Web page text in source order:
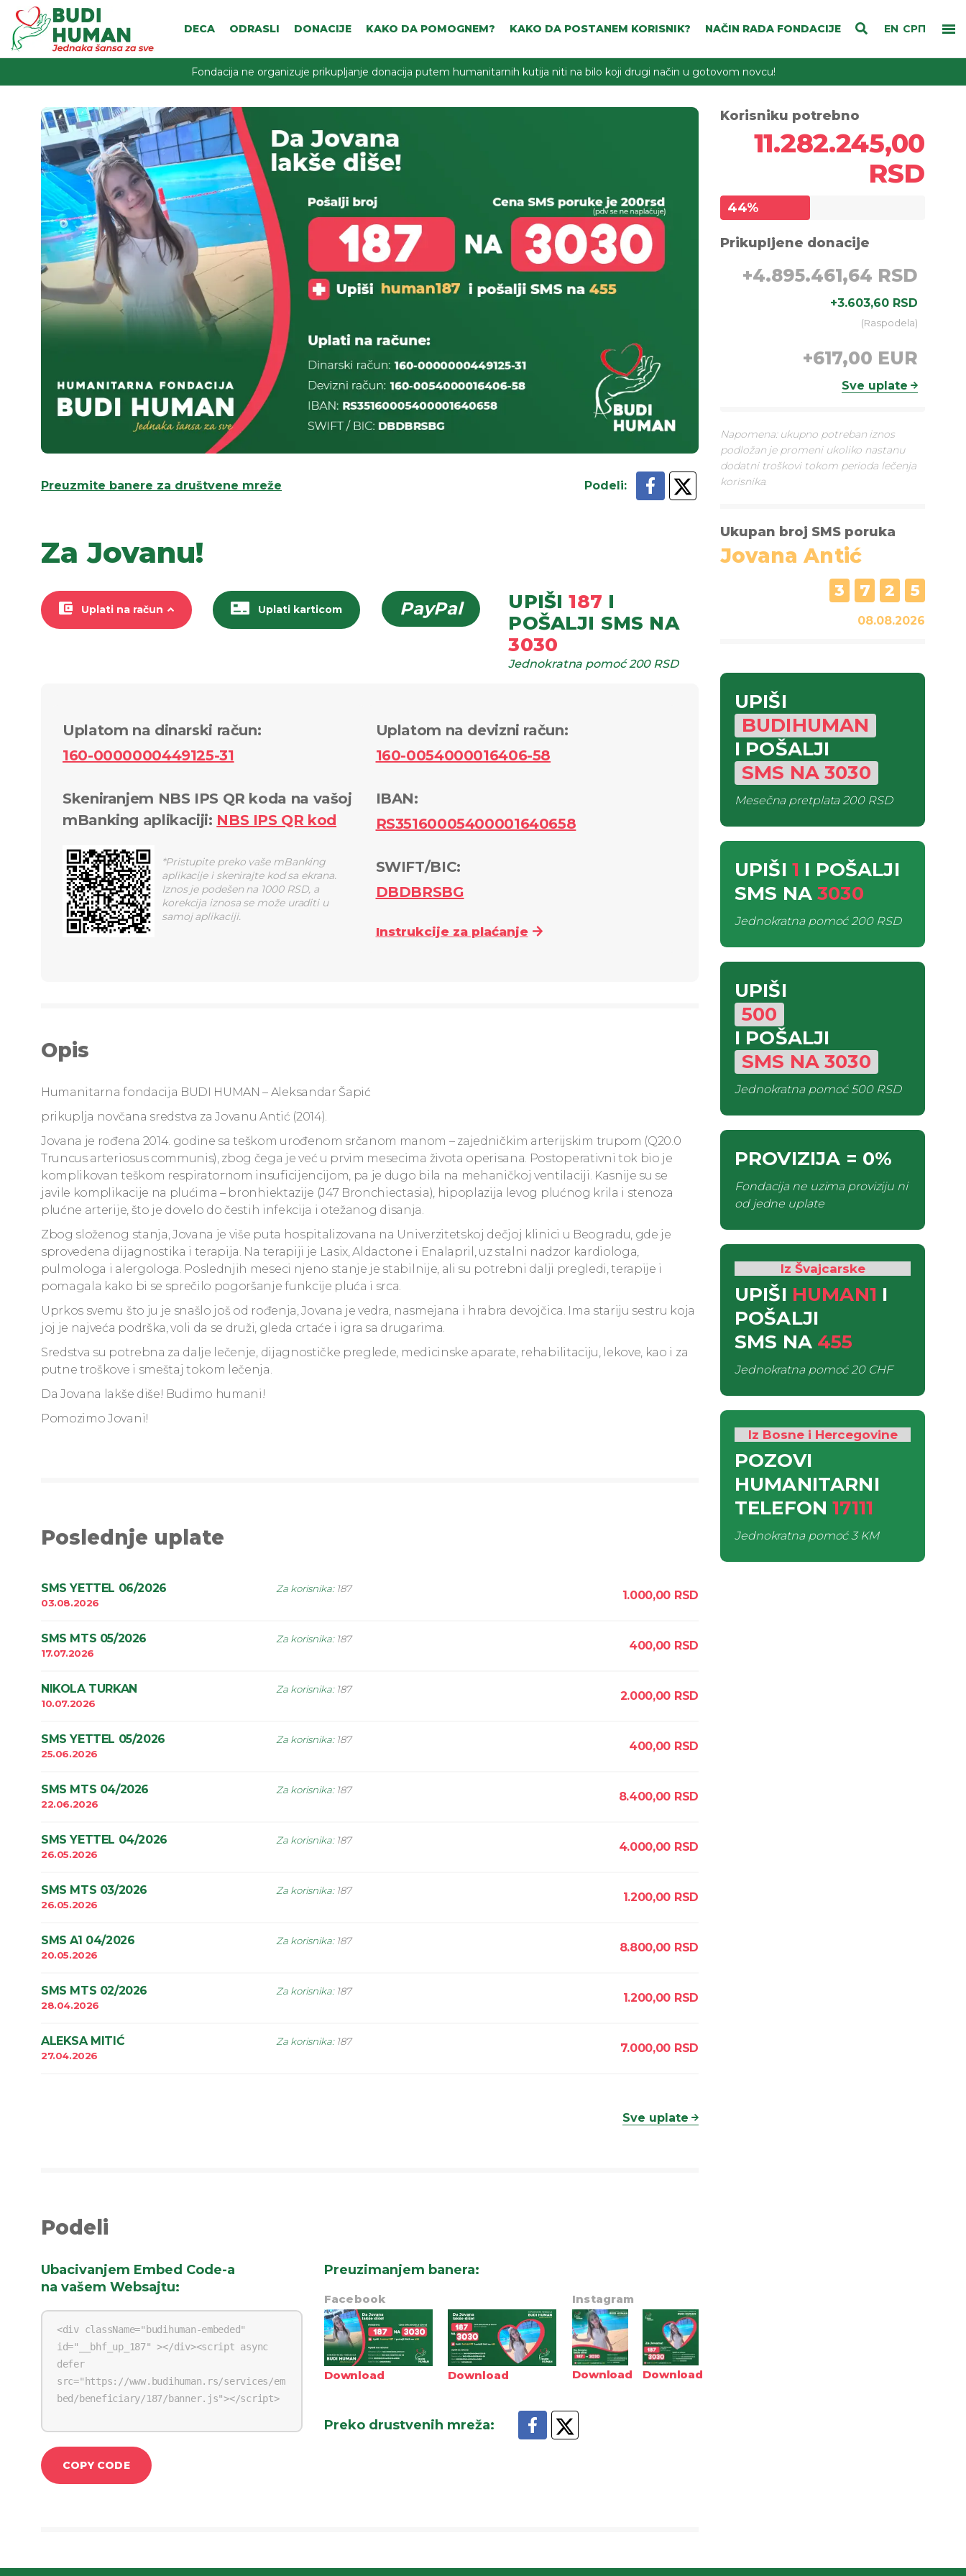
EN СРП
DECA ODRASLI DONACIJE KAKO DA POMOGNEM? KAKO DA POSTANEM KORISNIK? NAČIN RADA FONDACIJE
Fondacija ne organizuje prikupljanje donacija putem humanitarnih kutija niti na bilo koji drugi način u gotovom novcu!
Preuzmite banere za društvene mreže Podeli:
Za Jovanu!
Uplati na račun Uplati karticom PayPal UPIŠI 187 I
POŠALJI SMS NA
3030
Jednokratna pomoć200 RSD
Uplatom na dinarski račun:
160-0000000449125-31
Skeniranjem NBS IPS QR koda na vašoj
mBanking aplikaciji: NBS IPS QR kod
*Pristupite preko vaše mBanking
aplikacije i skenirajte kod sa ekrana.
Iznos je podešen na 1000 RSD, a
korekcija iznosa se može uraditi u
samoj aplikaciji.
Uplatom na devizni račun:
160-0054000016406-58
IBAN:
RS35160005400001640658
SWIFT/BIC:
DBDBRSBG
Instrukcije za plaćanje
Opis
Humanitarna fondacija BUDI HUMAN – Aleksandar Šapić
prikuplja novčana sredstva za Jovanu Antić (2014).
Jovana je rođena 2014. godine sa teškom urođenom srčanom manom – zajedničkim arterijskim trupom (Q20.0
Truncus arteriosus communis), zbog čega je već u prvim mesecima života operisana. Postoperativni tok bio je
komplikovan teškom respiratornom insuficijencijom, pa je dugo bila na mehaničkoj ventilaciji. Kasnije su se
javile komplikacije na plućima – bronhiektazije (J47 Bronchiectasia), hipoplazija levog plućnog krila i stenoza
plućne arterije, što je dovelo do čestih infekcija i otežanog disanja.
Zbog složenog stanja, Jovana je više puta hospitalizovana na Univerzitetskoj dečjoj klinici u Beogradu, gde je
sprovedena dijagnostika i terapija. Na terapiji je Lasix, Aldactone i Enalapril, uz stalni nadzor kardiologa,
pulmologa i alergologa. Poslednjih meseci njeno stanje je stabilnije, ali su potrebni dalji pregledi, terapije i
pomagala kako bi se sprečilo pogoršanje funkcije pluća i srca.
Uprkos svemu što ju je snašlo još od rođenja, Jovana je vedra, nasmejana i hrabra devojčica. Ima stariju sestru koja
joj je najveća podrška, voli da se druži, gleda crtaće i igra sa drugarima.
Sredstva su potrebna za dalje lečenje, dijagnostičke preglede, medicinske aparate, rehabilitaciju, lekove, kao i za
putne troškove i smeštaj tokom lečenja.
Da Jovana lakše diše! Budimo humani!
Pomozimo Jovani!
Poslednje uplate
SMS YETTEL 06/2026
03.08.2026
Za korisnika: 187 1.000,00 RSD
SMS MTS 05/2026
17.07.2026
Za korisnika: 187 400,00 RSD
NIKOLA TURKAN
10.07.2026
Za korisnika: 187 2.000,00 RSD
SMS YETTEL 05/2026
25.06.2026
Za korisnika: 187 400,00 RSD
SMS MTS 04/2026
22.06.2026
Za korisnika: 187 8.400,00 RSD
SMS YETTEL 04/2026
26.05.2026
Za korisnika: 187 4.000,00 RSD
SMS MTS 03/2026
26.05.2026
Za korisnika: 187 1.200,00 RSD
SMS A1 04/2026
20.05.2026
Za korisnika: 187 8.800,00 RSD
SMS MTS 02/2026
28.04.2026
Za korisnika: 187 1.200,00 RSD
ALEKSA MITIĆ
27.04.2026
Za korisnika: 187 7.000,00 RSD
Sve uplate
Podeli
Ubacivanjem Embed Code-a
na vašem Websajtu:
COPY CODE
Preuzimanjem banera:
Facebook
Download Download
Instagram
Download Download
Preko drustvenih mreža:
Korisniku potrebno
11.282.245,00
RSD
44%
Prikupljene donacije
+4.895.461,64 RSD
+3.603,60 RSD
(Raspodela)
+617,00 EUR
Sve uplate
Napomena: ukupno potreban iznos
podložan je promeni ukoliko nastanu
dodatni troškovi tokom perioda lečenja
korisnika.
Ukupan broj SMS poruka
Jovana Antić
3 7 2 5
08.08.2026
UPIŠI
BUDIHUMAN
I POŠALJI
SMS NA3030
Mesečna pretplata200 RSD
UPIŠI 1 I POŠALJI
SMS NA 3030
Jednokratna pomoć200 RSD
UPIŠI
500
I POŠALJI
SMS NA3030
Jednokratna pomoć500 RSD
PROVIZIJA = 0%
Fondacija ne uzima proviziju ni
od jedne uplate
Iz Švajcarske
UPIŠI HUMAN1 I
POŠALJI
SMS NA 455
Jednokratna pomoć20 CHF
Iz Bosne i Hercegovine
POZOVI
HUMANITARNI
TELEFON 17111
Jednokratna pomoć3 KM